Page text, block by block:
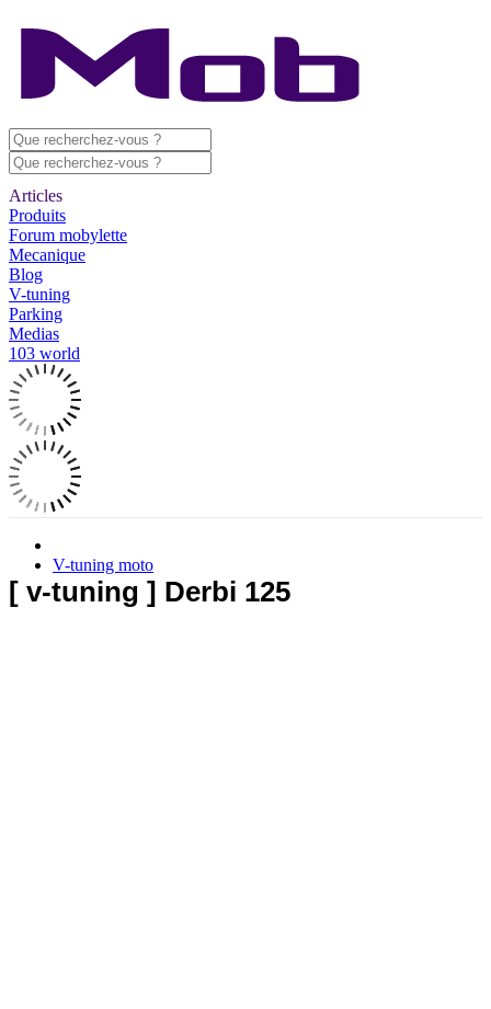
Articles
Produits
Forum mobylette
Mecanique
Blog
V-tuning
Parking
Medias
103 world
V-tuning moto
[ v-tuning ] Derbi 125